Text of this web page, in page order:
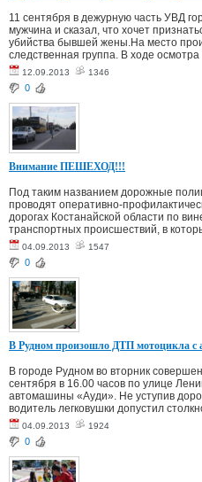
11 сентября в дежурную часть УВД
мужчина и сказал, что хочет
убийства бывшей жены.На место
следственная группа. В ходе
12.09.2013 1346
0
Внимание ПЕШЕХОД!!!
Под таким названием дорожные
проводят оперативно-
дорогах Костанайской области по
транспортных происшествий, в
04.09.2013 1547
0
В Рудном произошло ДТП мотоцикла с
В городе Рудном во вторник
сентября в 16.00 часов по улице
автомашины «Ауди». Не уступив
водитель легковушки допустил
04.09.2013 1924
0